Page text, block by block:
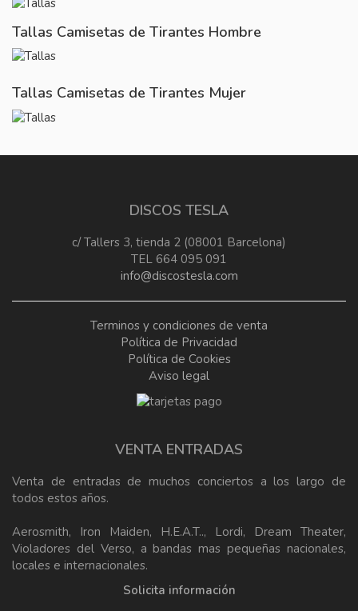
Tallas Camisetas de Tirantes Hombre
Tallas Camisetas de Tirantes Mujer
DISCOS TESLA
c/ Tallers 3, tienda 2 (08001 Barcelona)
TEL 664 095 091
info@discostesla.com
Terminos y condiciones de venta
Política de Privacidad
Política de Cookies
Aviso legal
VENTA ENTRADAS
Venta de entradas de muchos conciertos a los largo de
todos estos años.
Aerosmith, Iron Maiden, H.E.A.T.., Lordi, Dream Theater,
Violadores del Verso, a bandas mas pequeñas nacionales,
locales e internacionales.
Solicita información